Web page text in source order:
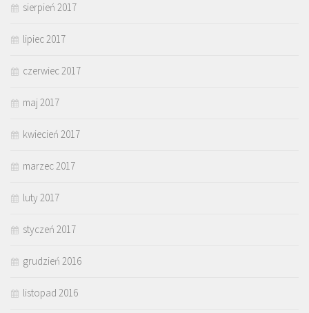
sierpień 2017
lipiec 2017
czerwiec 2017
maj 2017
kwiecień 2017
marzec 2017
luty 2017
styczeń 2017
grudzień 2016
listopad 2016